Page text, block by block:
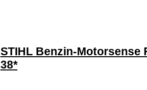
STIHL Benzin-Motorsense
38*